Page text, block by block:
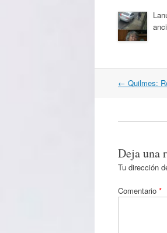
Navegación
← Quilmes:
Deja una
Tu dirección
Comentario *